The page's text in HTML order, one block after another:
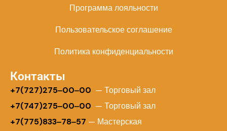
Программа лояльности
Пользовательское соглашение
Политика конфиденциальности
Контакты
+7(727)275‒00‒00 — Торговый зал
+7(747)275‒00‒00 — Торговый зал
+7(775)833‒78‒57 — Мастерская